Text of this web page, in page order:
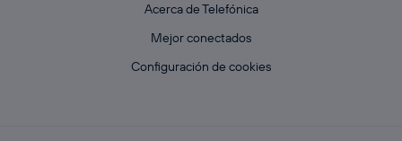
Acerca de Telefónica
Mejor conectados
Configuración de cookies